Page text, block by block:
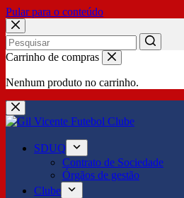
Pular para o conteúdo
No
Carrinho de compras
Nenhum produto no carrinho.
SDUQ
Contrato de Sociedade
Órgãos de gestão
Clube